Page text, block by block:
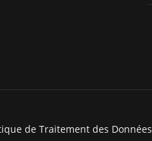
de Traitement des